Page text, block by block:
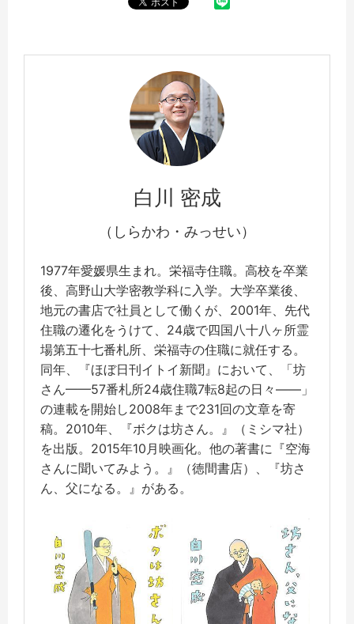
白川 密成
（しらかわ・みっせい）
1977年愛媛県生まれ。栄福寺住職。高校を卒業
後、高野山大学密教学科に入学。大学卒業後、
地元の書店で社員として働くが、2001年、先代
住職の遷化をうけて、24歳で四国八十八ヶ所霊
場第五十七番札所、栄福寺の住職に就任する。
同年、『ほぼ日刊イトイ新聞』において、「坊
さん——57番札所24歳住職7転8起の日々——」
の連載を開始し2008年まで231回の文章を寄
稿。2010年、『ボクは坊さん。』（ミシマ社）
を出版。2015年10月映画化。他の著書に『空海
さんに聞いてみよう。』（徳間書店）、『坊さ
ん、父になる。』がある。